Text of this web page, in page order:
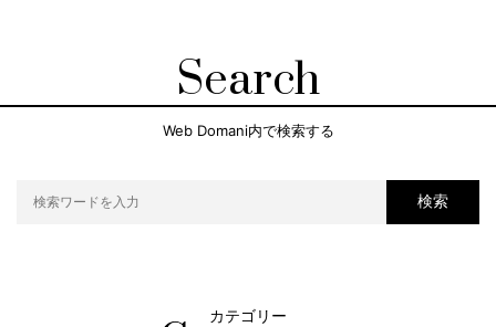
Search
Web Domani内で検索する
検索
カテゴリー